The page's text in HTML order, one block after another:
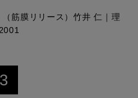
筋膜リリース）竹井 仁｜理
3